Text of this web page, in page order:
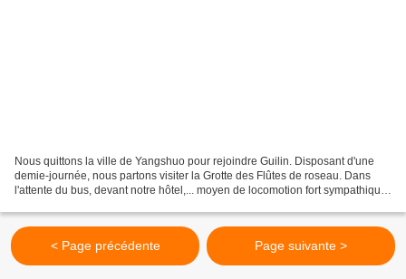
Nous quittons la ville de Yangshuo pour rejoindre Guilin. Disposant d'une
demie-journée, nous partons visiter la Grotte des Flûtes de roseau. Dans
l'attente du bus, devant notre hôtel,... moyen de locomotion fort sympathique.
< Page précédente Page suivante >